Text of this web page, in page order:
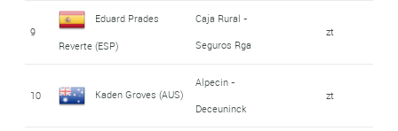
9
Eduard Prades
Reverte (ESP)
Caja Rural -
Seguros Rga
zt
10 Kaden Groves (AUS)
Alpecin -
Deceuninck
zt